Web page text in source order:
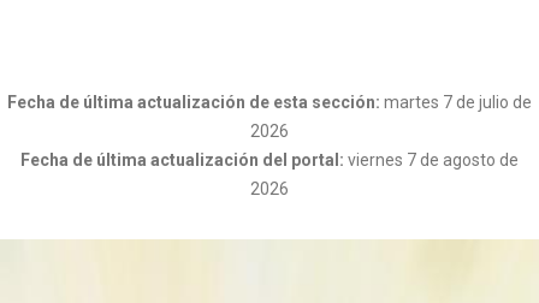
Fecha de última actualización de esta sección: martes 7 de julio de
2026
Fecha de última actualización del portal: viernes 7 de agosto de
2026